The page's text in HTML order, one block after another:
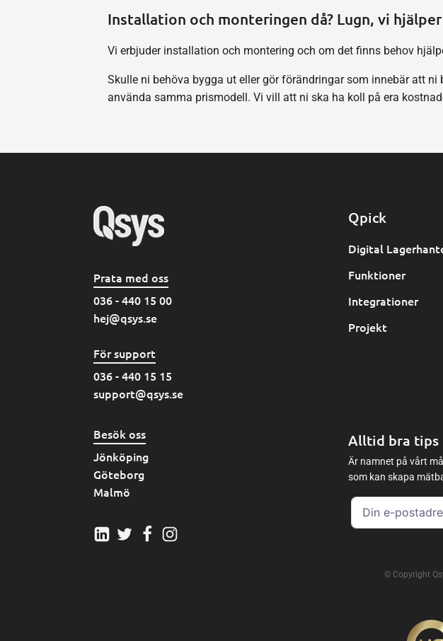
Installation och monteringen då? Lugn, vi
Vi erbjuder installation och montering och om det finns behov
Skulle ni behöva bygga ut eller gör förändringar som innebär att
använda samma prismodell. Vi vill att ni ska ha koll på era
Prata med oss
036 - 440 15 00
hej@qsys.se
För support
036 - 440 15 15
support@qsys.se
Qpick
Digital
Funktioner
Integrationer
Projekt
Besök oss
Jönköping
Göteborg
Malmö
Alltid bra tips
Är namnet på vårt
som kan skapa
© Copyright